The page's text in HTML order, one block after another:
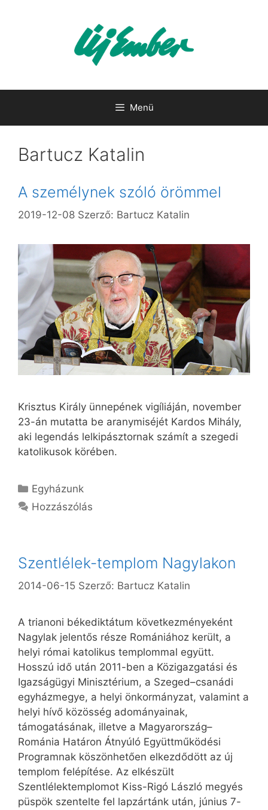
Menü
Bartucz Katalin
A személynek szóló örömmel
2019-12-08 Szerző: Bartucz Katalin
Krisztus Király ünnepének vigíliáján, november
23-án mutatta be aranymiséjét Kardos Mihály,
aki legendás lelkipásztornak számít a szegedi
katolikusok körében.
Kategória
Egyházunk
Hozzászólás
Szentlélek-templom Nagylakon
2014-06-15 Szerző: Bartucz Katalin
A trianoni békediktátum következményeként
Nagylak jelentős része Romániához került, a
helyi római katolikus templommal együtt.
Hosszú idő után 2011-ben a Közigazgatási és
Igazságügyi Minisztérium, a Szeged–csanádi
egyházmegye, a helyi önkormányzat, valamint a
helyi hívő közösség adományainak,
támogatásának, illetve a Magyarország–
Románia Határon Átnyúló Együttműködési
Programnak köszönhetően elkezdődött az új
templom felépítése. Az elkészült
Szentlélektemplomot Kiss-Rigó László megyés
püspök szentelte fel lapzártánk után, június 7-